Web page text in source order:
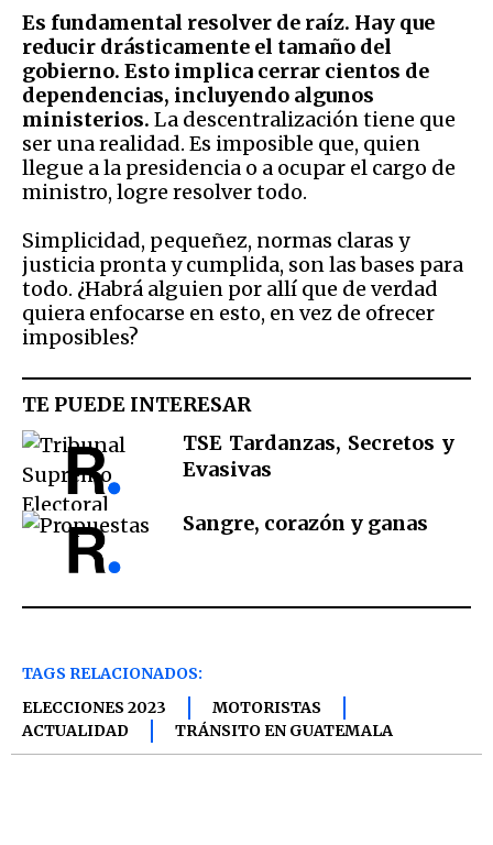
Es fundamental resolver de raíz. Hay que
reducir drásticamente el tamaño del
gobierno. Esto implica cerrar cientos de
dependencias, incluyendo algunos
ministerios. La descentralización tiene que
ser una realidad. Es imposible que, quien
llegue a la presidencia o a ocupar el cargo de
ministro, logre resolver todo.
Simplicidad, pequeñez, normas claras y
justicia pronta y cumplida, son las bases para
todo. ¿Habrá alguien por allí que de verdad
quiera enfocarse en esto, en vez de ofrecer
imposibles?
TE PUEDE INTERESAR
TSE Tardanzas, Secretos y
Evasivas
Sangre, corazón y ganas
TAGS RELACIONADOS:
ELECCIONES 2023
MOTORISTAS
ACTUALIDAD
TRÁNSITO EN GUATEMALA